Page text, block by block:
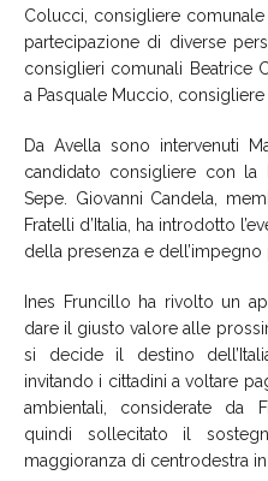
Colucci, consigliere comunale
partecipazione di diverse
consiglieri comunali Beatrice
a Pasquale Muccio,
Da Avella sono intervenuti
candidato consigliere con la
Sepe. Giovanni Candela,
Fratelli d’Italia, ha introdotto
della presenza e
Ines Fruncillo ha rivolto un
dare il giusto valore alle
si decide il destino
invitando i cittadini a voltare
ambientali, considerate da
quindi sollecitato il
maggioranza di centrodestra in